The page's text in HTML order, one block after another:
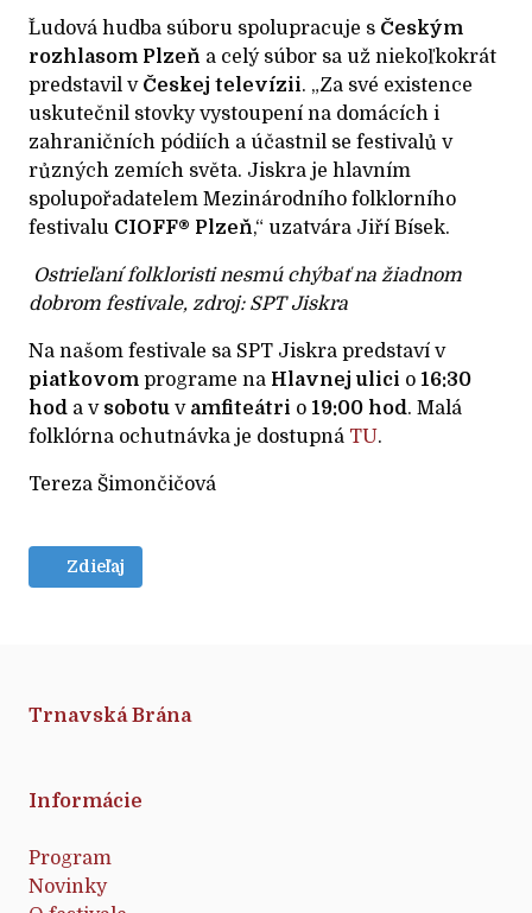
Ľudová hudba súboru spolupracuje s Českým
rozhlasom Plzeň a celý súbor sa už niekoľkokrát
predstavil v Českej televízii. „Za své existence
uskutečnil stovky vystoupení na domácích i
zahraničních pódiích a účastnil se festivalů v
různých zemích světa. Jiskra je hlavním
spolupořadatelem Mezinárodního folklorního
festivalu CIOFF® Plzeň,“ uzatvára Jiří Bísek.
Ostrieľaní folkloristi nesmú chýbať na žiadnom
dobrom festivale, zdroj: SPT Jiskra
Na našom festivale sa SPT Jiskra predstaví v
piatkovom programe na Hlavnej ulici o 16:30
hod a v sobotu v amfiteátri o 19:00 hod. Malá
folklórna ochutnávka je dostupná TU.
Tereza Šimončičová
Zdieľaj
Trnavská Brána
Informácie
Program
Novinky